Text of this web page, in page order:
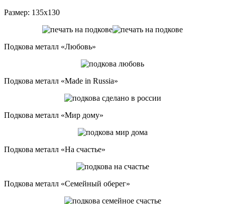
Размер: 135х130
Подкова металл «Любовь»
Подкова металл «Made in Russia»
Подкова металл «Мир дому»
Подкова металл «На счастье»
Подкова металл «Семейный оберег»